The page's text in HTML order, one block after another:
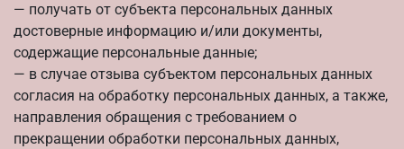
— получать от субъекта персональных данных
достоверные информацию и/или документы,
содержащие персональные данные;
— в случае отзыва субъектом персональных данных
согласия на обработку персональных данных, а также,
направления обращения с требованием о
прекращении обработки персональных данных,